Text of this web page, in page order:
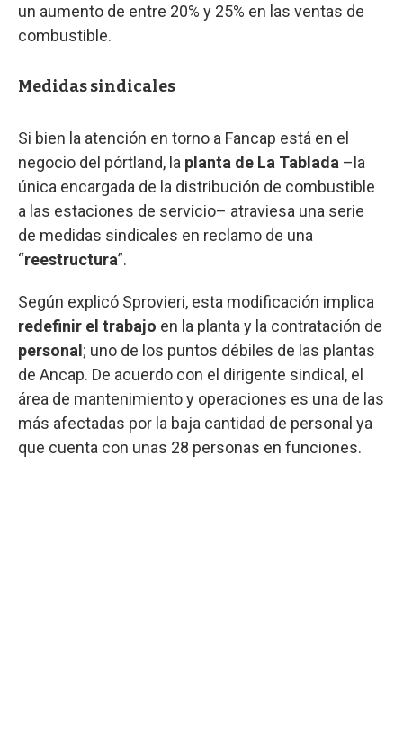
un aumento de entre 20% y 25% en las ventas de
combustible.
Medidas sindicales
Si bien la atención en torno a Fancap está en el
negocio del pórtland, la planta de La Tablada –la
única encargada de la distribución de combustible
a las estaciones de servicio– atraviesa una serie
de medidas sindicales en reclamo de una
“reestructura”.
Según explicó Sprovieri, esta modificación implica
redefinir el trabajo en la planta y la contratación de
personal ; uno de los puntos débiles de las plantas
de Ancap. De acuerdo con el dirigente sindical, el
área de mantenimiento y operaciones es una de las
más afectadas por la baja cantidad de personal ya
que cuenta con unas 28 personas en funciones.